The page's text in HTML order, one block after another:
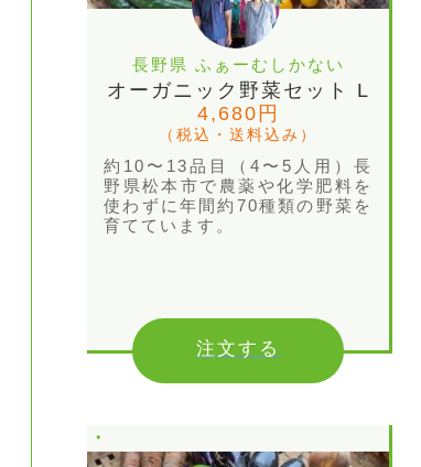
長野県 ふぁーむしかない
オーガニック野菜セット L
4,680円
（税込・送料込み）
約10〜13品目（4〜5人用）長
野県松本市で農薬や化学肥料を
使わずに年間約70種類の野菜を
育てています。
注文する